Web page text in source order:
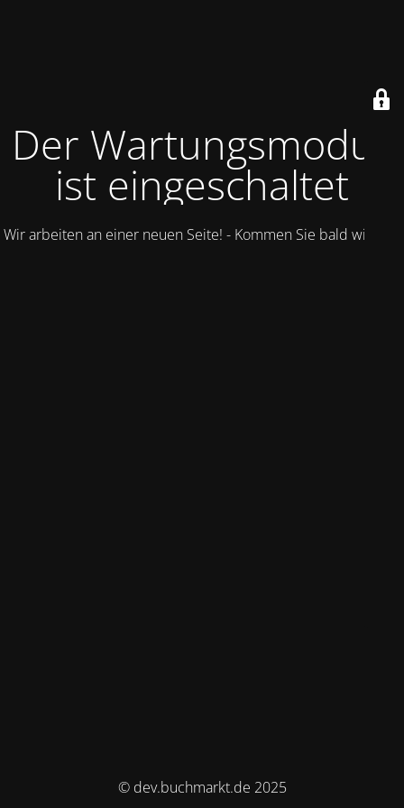
Der Wartungsmodus
ist eingeschaltet
Wir arbeiten an einer neuen Seite! - Kommen Sie bald wieder.
© dev.buchmarkt.de 2025